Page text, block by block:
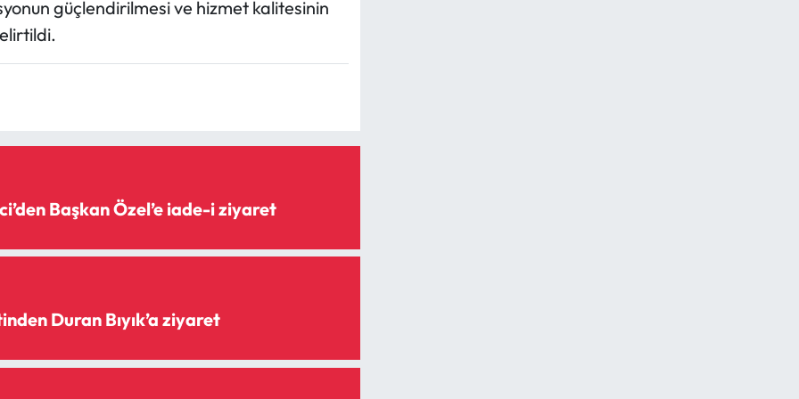
güçlendirilmesi ve hizmet kalitesinin
Başkan Özel’e iade-i ziyaret
Duran Bıyık’a ziyaret